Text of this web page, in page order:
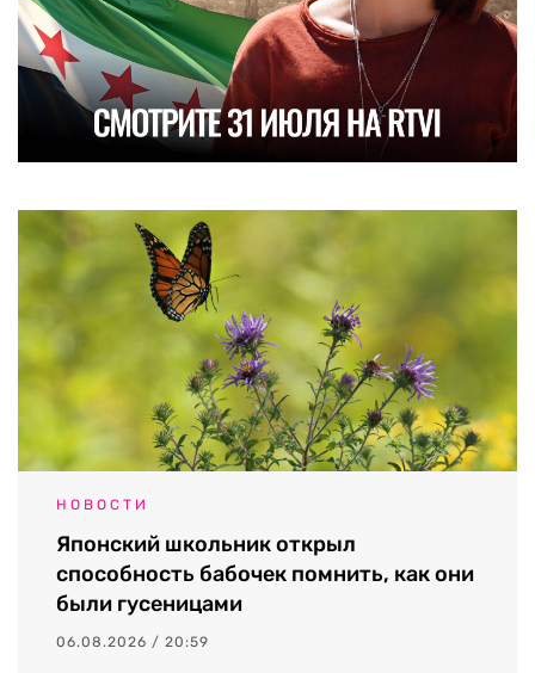
НОВОСТИ
Японский школьник открыл
способность бабочек помнить, как они
были гусеницами
06.08.2026 / 20:59